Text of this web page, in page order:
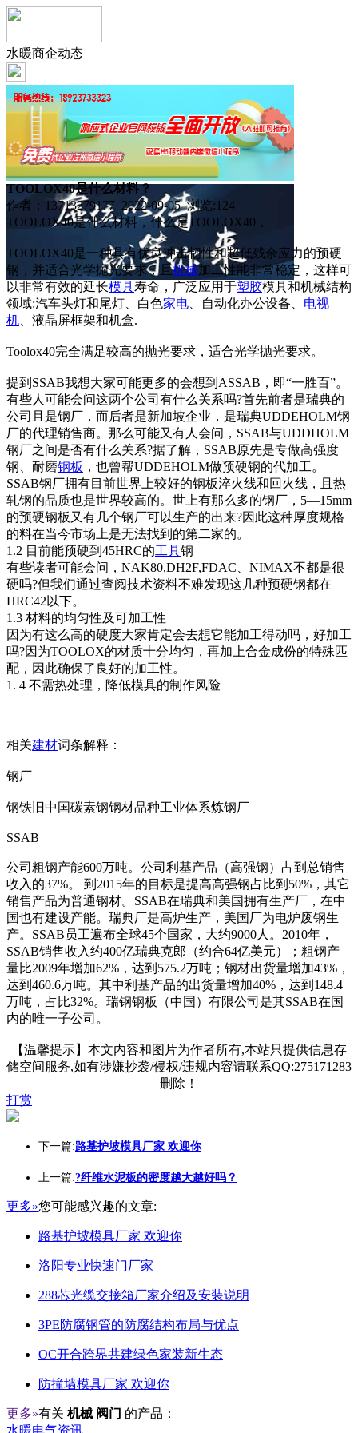
水暖商企动态
TOOLOX40是什么材料？
作者：13713279177 2022-09-05 浏览:124
TOOLOX40是什么材料，什么是TOOLOX40，
TOOLOX40是一种具有优良冲击韧性和超低残余应力的预硬
钢，并适合光学抛光要求，且机械加工性能非常稳定，这样可
以非常有效的延长模具寿命，广泛应用于塑胶模具和机械结构
领域:汽车头灯和尾灯、白色家电 、自动化办公设备、 电视
机 、液晶屏框架和机盒.
Toolox40完全满足较高的抛光要求，适合光学抛光要求。
提到SSAB我想大家可能更多的会想到ASSAB，即“一胜百”。
有些人可能会问这两个公司有什么关系吗?首先前者是瑞典的
公司且是钢厂，而后者是新加坡企业，是瑞典UDDEHOLM钢
厂的代理销售商。那么可能又有人会问，SSAB与UDDHOLM
钢厂之间是否有什么关系?据了解，SSAB原先是专做高强度
钢、耐磨钢板 ，也曾帮UDDEHOLM做预硬钢的代加工。
SSAB钢厂拥有目前世界上较好的钢板淬火线和回火线，且热
轧钢的品质也是世界较高的。世上有那么多的钢厂，5—15mm
的预硬钢板又有几个钢厂可以生产的出来?因此这种厚度规格
的料在当今市场上是无法找到的第二家的。
1.2 目前能预硬到45HRC的工具钢
有些读者可能会问，NAK80,DH2F,FDAC、NIMAX不都是很
硬吗?但我们通过查阅技术资料不难发现这几种预硬钢都在
HRC42以下。
1.3 材料的均匀性及可加工性
因为有这么高的硬度大家肯定会去想它能加工得动吗，好加工
吗?因为TOOLOX的材质十分均匀，再加上合金成份的特殊匹
配，因此确保了良好的加工性。
1. 4 不需热处理，降低模具的制作风险
相关建材词条解释：
钢厂
钢铁旧中国碳素钢钢材品种工业体系炼钢厂
SSAB
公司粗钢产能600万吨。公司利基产品（高强钢）占到总销售
收入的37%。 到2015年的目标是提高高强钢占比到50%，其它
销售产品为普通钢材。SSAB在瑞典和美国拥有生产厂，在中
国也有建设产能。瑞典厂是高炉生产，美国厂为电炉废钢生
产。SSAB员工遍布全球45个国家，大约9000人。2010年，
SSAB销售收入约400亿瑞典克郎（约合64亿美元）；粗钢产
量比2009年增加62%，达到575.2万吨；钢材出货量增加43%，
达到460.6万吨。其中利基产品的出货量增加40%，达到148.4
万吨，占比32%。瑞钢钢板（中国）有限公司是其SSAB在国
内的唯一子公司。
【温馨提示】本文内容和图片为作者所有,本站只提供信息存
储空间服务,如有涉嫌抄袭/侵权/违规内容请联系QQ:275171283
删除！
打赏
下一篇:路基护坡模具厂家 欢迎你
上一篇:?纤维水泥板的密度越大越好吗？
更多»您可能感兴趣的文章:
路基护坡模具厂家 欢迎你
洛阳专业快速门厂家
288芯光缆交接箱厂家介绍及安装说明
3PE防腐钢管的防腐结构布局与优点
OC开合跨界共建绿色家装新生态
防撞墙模具厂家 欢迎你
更多»有关 机械 阀门 的产品：
水暖电气资讯